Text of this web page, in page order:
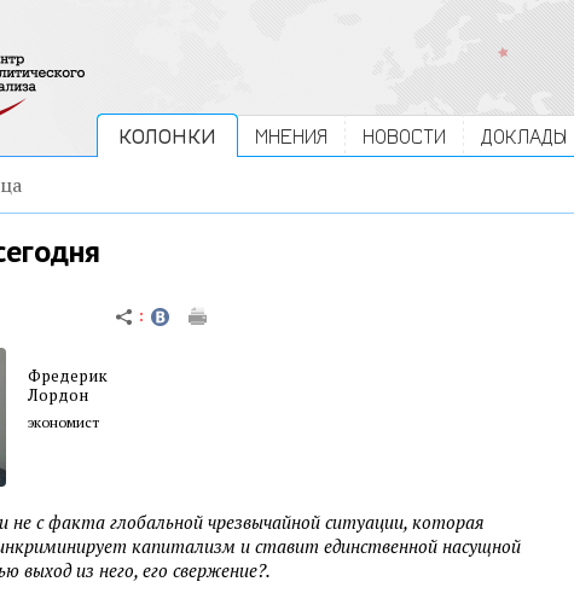
КОЛОНКИ МНЕНИЯ НОВОСТИ ДОКЛАДЫ
Фредерик
Лордон
экономист
не с факта глобальной чрезвычайной ситуации, которая
капитализм и ставит единственной насущной
выход из него, его свержение?.